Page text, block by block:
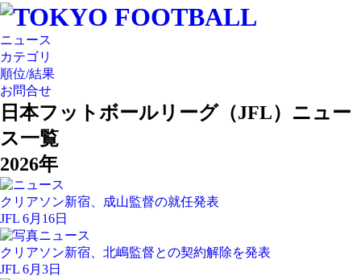
ニュース
カテゴリ
順位/結果
お問合せ
日本フットボールリーグ（JFL）ニュー
ス一覧
2026年
クリアソン新宿、成山監督の就任発表
JFL 6月16日
クリアソン新宿、北嶋監督との契約解除を発表
JFL 6月3日